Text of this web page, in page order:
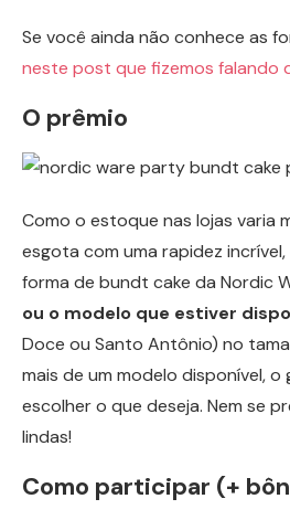
Se você ainda não conhece as
neste post que fizemos falando
O prêmio
Como o estoque nas lojas varia
esgota com uma rapidez
forma de bundt cake da Nordic
ou o modelo que estiver
Doce ou Santo Antônio) no
mais de um modelo disponível,
escolher o que deseja. Nem se
lindas!
Como participar (+